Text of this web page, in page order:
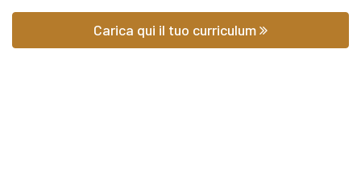
Carica qui il tuo curriculum